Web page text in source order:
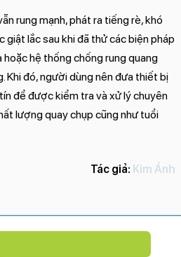
rung mạnh, phát ra tiếng rè, khó
giật lắc sau khi đã thử các biện pháp
hệ thống chống rung quang
Khi đó, người dùng nên đưa thiết bị
để được kiểm tra và xử lý chuyên
lượng quay chụp cũng như tuổi
Tác giả: Kim Ánh